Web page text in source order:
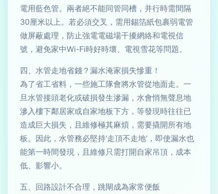
電用藍色管。兩者絕不能同管同槽，并行時需間隔
30厘米以上。若必須交叉，需用錫箔紙包裹弱電管
做屏蔽處理，防止強電電磁場干擾網絡和電視信
號，避免家中Wi-Fi時好時壞、電視雪花等問題。
四、水管走地省錢？漏水淹家損失慘重！
為了省工省料，一些施工隊會將水管從地面走。一
旦水管接頭老化或破損發生滲漏，水會悄無聲息地
滲入樓下鄰居家或自家地板下方，等發現時往往已
造成巨大損失，且維修極其麻煩，需要撬開所有地
板。因此，水管務必堅持‘走頂不走地’，即使漏水也
能第一時間發現，且維修只需打開自家吊頂，成本
低、影響小。
五、回路設計不合理，跳閘成為家常便飯